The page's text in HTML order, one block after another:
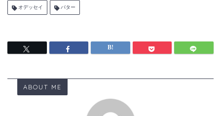
オデッセイ パター
ABOUT ME